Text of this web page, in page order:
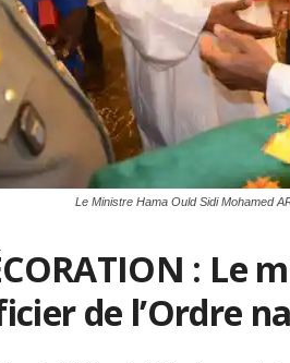
Le Ministre Hama Ould Sidi Mohamed
: Le
de l’Ordre